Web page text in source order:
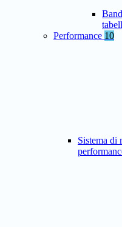
Performance 10
Sistema di